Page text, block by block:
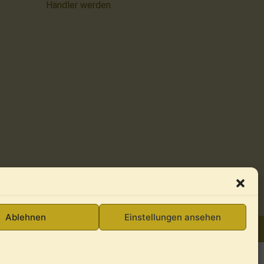
Ablehnen Einstellungen ansehen
Händler werden